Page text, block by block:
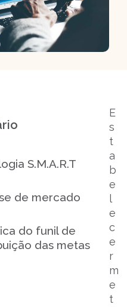
E
s
t
a
b
e
l
e
c
e
r
m
e
t
S.M.A.R.T
de mercado
do funil de
das metas